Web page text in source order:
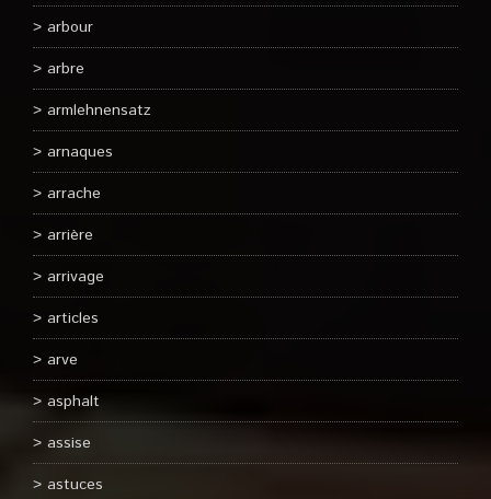
arbour
arbre
armlehnensatz
arnaques
arrache
arrière
arrivage
articles
arve
asphalt
assise
astuces